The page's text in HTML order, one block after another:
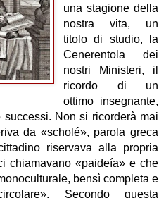
una stagione della
nostra vita, un
titolo di studio, la
Cenerentola dei
nostri Ministeri, il
ricordo di un
ottimo insegnante,
successi. Non si ricorderà mai
da «scholé», parola greca
riservava alla propria
chiamavano «paideía» e che
bensì completa e
Secondo questa